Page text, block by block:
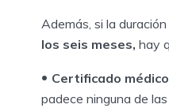
Además, si la
los seis meses, hay
Certificado médico
padece ninguna de